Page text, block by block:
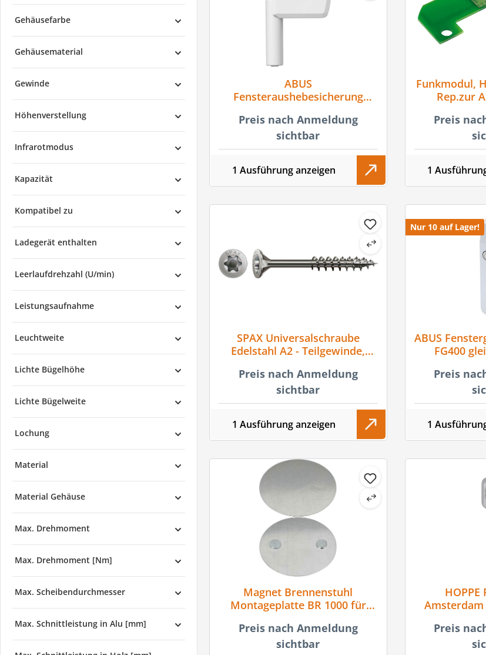
Gehäusefarbe
Gehäusematerial
Gewinde
Höhenverstellung
Infrarotmodus
Kapazität
Kompatibel zu
Ladegerät enthalten
Leerlaufdrehzahl (U/min)
Leistungsaufnahme
Leuchtweite
Lichte Bügelhöhe
Lichte Bügelweite
Lochung
Material
Material Gehäuse
Max. Drehmoment
Max. Drehmoment [Nm]
Max. Scheibendurchmesser
Max. Schnittleistung in Alu [mm]
ABUS
Fensteraushebesicherung
Preis nach Anmeldung
sichtbar
1 Ausführung anzeigen
Funkmodul,
Rep.zur
Preis
1
SPAX Universalschraube
Edelstahl A2 - Teilgewinde,
Rostfrei
Preis nach Anmeldung
sichtbar
1 Ausführung anzeigen
Nur 10 auf Lager!
ABUS
FG400
Preis
1
Magnet Brennenstuhl
Montageplatte BR 1000 für
Preis nach Anmeldung
sichtbar
Amsterdam
Preis